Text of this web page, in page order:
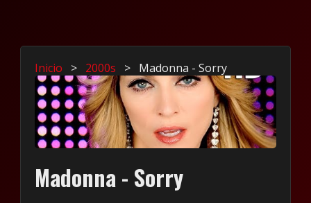
Inicio > 2000s > Madonna - Sorry
Madonna - Sorry